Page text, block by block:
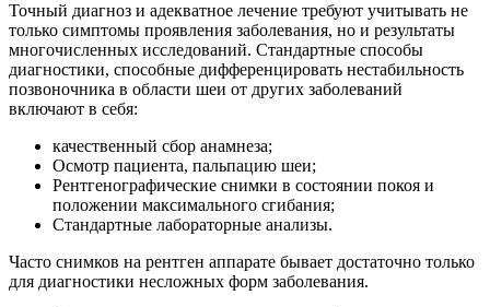
Точный диагноз и адекватное лечение требуют учитывать не
только симптомы проявления заболевания, но и результаты
многочисленных исследований. Стандартные способы
диагностики, способные дифференцировать нестабильность
позвоночника в области шеи от других заболеваний
включают в себя:
качественный сбор анамнеза;
Осмотр пациента, пальпацию шеи;
Рентгенографические снимки в состоянии покоя и
положении максимального сгибания;
Стандартные лабораторные анализы.
Часто снимков на рентген аппарате бывает достаточно только
для диагностики несложных форм заболевания.